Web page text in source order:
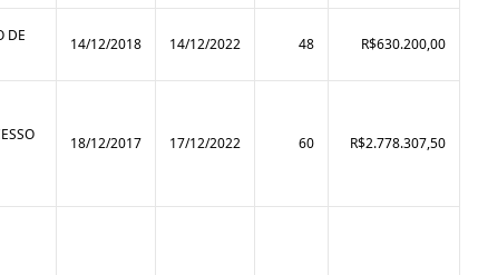
DE
14/12/2018 14/12/2022 48 R$630.200,00
18/12/2017 17/12/2022 60 R$2.778.307,50